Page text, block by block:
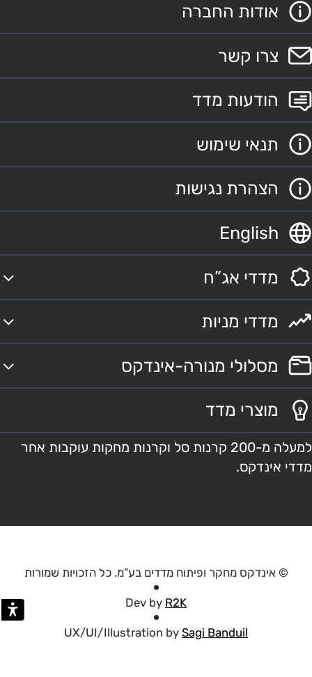
אודות החברה
צרו קשר
הודעות מדד
תנאי שימוש
הצהרת נגישות
English
מדדי אג”ח
מדדי מניות
מסלולי מנורה-אינדקס
מוצרי מדד
למעלה מ-200 קרנות סל וקרנות מחקות עוקבות אחר
מדדי אינדקס.
© אינדקס מחקר ופיתוח מדדים בע"מ. כל הזכויות שמורות
Dev by R2K
UX/UI/Illustration by Sagi Banduil